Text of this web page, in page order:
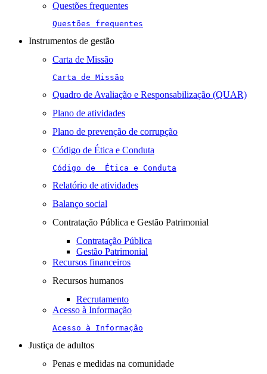
Questões frequentes
Questões frequentes
Instrumentos de gestão
Carta de Missão
Carta de Missão
Quadro de Avaliação e Responsabilização (QUAR)
Plano de atividades
Plano de prevenção de corrupção
Código de Ética e Conduta
Código de  Ética e Conduta
Relatório de atividades
Balanço social
Contratação Pública e Gestão Patrimonial
Contratação Pública
Gestão Patrimonial
Recursos financeiros
Recursos humanos
Recrutamento
Acesso à Informação
Acesso à Informação
Justiça de adultos
Penas e medidas na comunidade